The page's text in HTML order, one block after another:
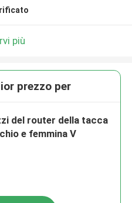
più
prezzo per
del router della tacca
e femmina V